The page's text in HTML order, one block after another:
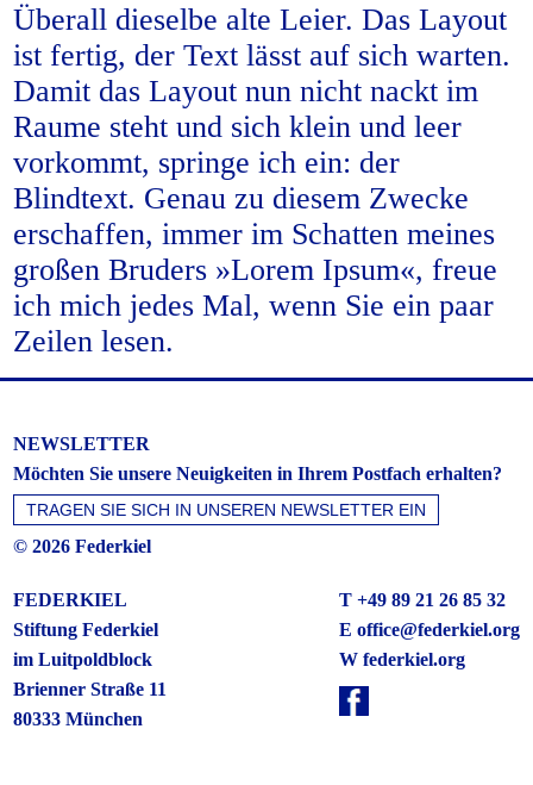
Überall dieselbe alte Leier. Das Layout
ist fertig, der Text lässt auf sich warten.
Damit das Layout nun nicht nackt im
Raume steht und sich klein und leer
vorkommt, springe ich ein: der
Blindtext. Genau zu diesem Zwecke
erschaffen, immer im Schatten meines
großen Bruders »Lorem Ipsum«, freue
ich mich jedes Mal, wenn Sie ein paar
Zeilen lesen.
NEWSLETTER
Möchten Sie unsere Neuigkeiten in Ihrem Postfach erhalten?
© 2026 Federkiel
FEDERKIEL
Stiftung Federkiel
im Luitpoldblock
Brienner Straße 11
80333 München
T +49 89 21 26 85 32
E office@federkiel.org
W federkiel.org